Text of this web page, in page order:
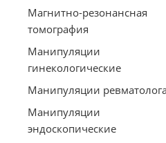
Магнитно-резонансная
томография
Манипуляции
гинекологические
Манипуляции
Манипуляции
эндоскопические